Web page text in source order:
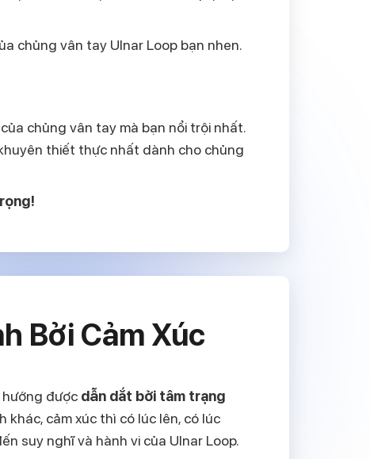
chủng vân tay Ulnar Loop bạn nhen.
chủng vân tay mà bạn nổi trội nhất.
thiết thực nhất dành cho chủng
Bởi Cảm Xúc
hướng được dẫn dắt bởi tâm trạng
khác, cảm xúc thì có lúc lên, có lúc
suy nghĩ và hành vi của Ulnar Loop.